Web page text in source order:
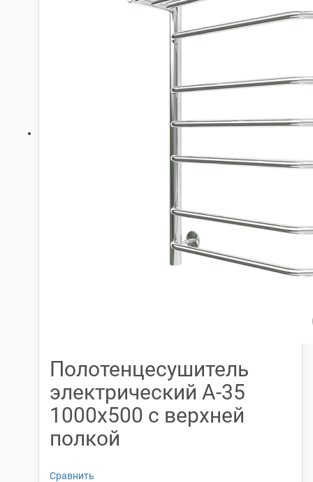
Полотенцесушитель
электрический А-35
1000х500 с верхней
полкой
Сравнить